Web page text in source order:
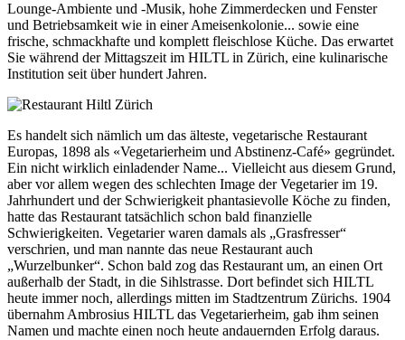
Lounge-Ambiente und -Musik, hohe Zimmerdecken und Fenster
und Betriebsamkeit wie in einer Ameisenkolonie... sowie eine
frische, schmackhafte und komplett fleischlose Küche. Das erwartet
Sie während der Mittagszeit im HILTL in Zürich, eine kulinarische
Institution seit über hundert Jahren.
Es handelt sich nämlich um das älteste, vegetarische Restaurant
Europas, 1898 als «Vegetarierheim und Abstinenz-Café» gegründet.
Ein nicht wirklich einladender Name... Vielleicht aus diesem Grund,
aber vor allem wegen des schlechten Image der Vegetarier im 19.
Jahrhundert und der Schwierigkeit phantasievolle Köche zu finden,
hatte das Restaurant tatsächlich schon bald finanzielle
Schwierigkeiten. Vegetarier waren damals als „Grasfresser“
verschrien, und man nannte das neue Restaurant auch
„Wurzelbunker“. Schon bald zog das Restaurant um, an einen Ort
außerhalb der Stadt, in die Sihlstrasse. Dort befindet sich HILTL
heute immer noch, allerdings mitten im Stadtzentrum Zürichs. 1904
übernahm Ambrosius HILTL das Vegetarierheim, gab ihm seinen
Namen und machte einen noch heute andauernden Erfolg daraus.